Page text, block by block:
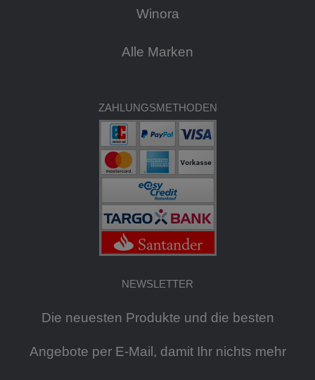
Winora
Alle Marken
ZAHLUNGSMETHODEN
NEWSLETTER
Die neuesten Produkte und die besten
Angebote per E-Mail, damit Ihr nichts mehr